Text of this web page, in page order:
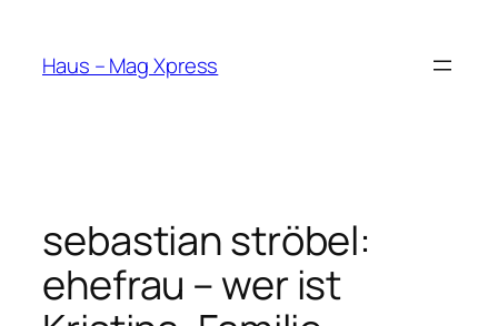
content
Haus – Mag Xpress
sebastian ströbel:
ehefrau – wer ist